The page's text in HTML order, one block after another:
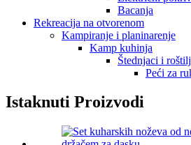
Bacanja
Rekreacija na otvorenom
Kampiranje i planinarenje
Kamp kuhinja
Štednjaci i
Peći za
Istaknuti Proizvodi